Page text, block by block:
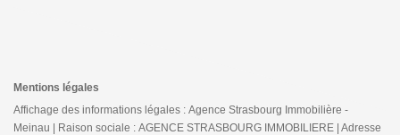
Mentions légales
Affichage des informations légales : Agence Strasbourg Immobilière -
Meinau | Raison sociale : AGENCE STRASBOURG IMMOBILIERE | Adresse